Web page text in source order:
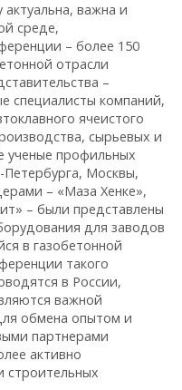
важна и
среде,
– более 150
отрасли
–
специалисты компаний,
ячеистого
сырьевых и
ученые профильных
Петербурга, Москвы,
– «Маза Хенке»,
– были представлены
для заводов
в газобетонной
такого
в России,
важной
обмена опытом и
партнерами
активно
строительных